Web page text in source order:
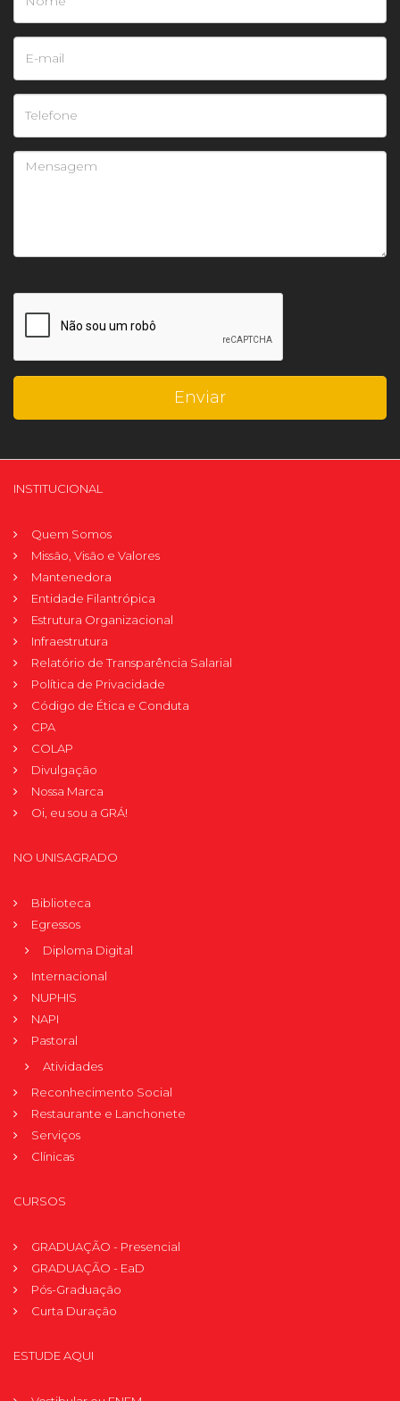
INSTITUCIONAL
Quem Somos
Missão, Visão e Valores
Mantenedora
Entidade Filantrópica
Estrutura Organizacional
Infraestrutura
Relatório de Transparência Salarial
Política de Privacidade
Código de Ética e Conduta
CPA
COLAP
Divulgação
Nossa Marca
Oi, eu sou a GRÁ!
NO UNISAGRADO
Biblioteca
Egressos
Diploma Digital
Internacional
NUPHIS
NAPI
Pastoral
Atividades
Reconhecimento Social
Restaurante e Lanchonete
Serviços
Clínicas
CURSOS
GRADUAÇÃO - Presencial
GRADUAÇÃO - EaD
Pós-Graduação
Curta Duração
ESTUDE AQUI